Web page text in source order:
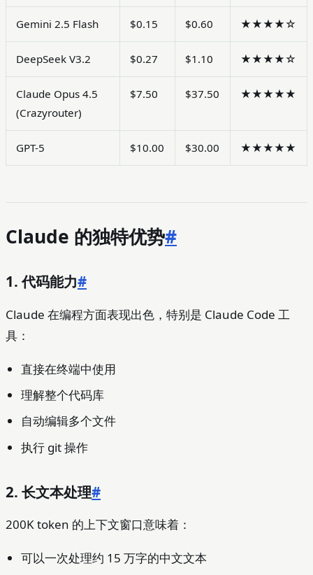
Gemini 2.5 Flash $0.15 $0.60 ★★★★☆
DeepSeek V3.2 $0.27 $1.10 ★★★★☆
Claude Opus 4.5
(Crazyrouter)
$7.50 $37.50 ★★★★★
GPT-5 $10.00 $30.00 ★★★★★
Claude 的独特优势#
1. 代码能力#
Claude 在编程方面表现出色，特别是 Claude Code 工
具：
直接在终端中使用
理解整个代码库
自动编辑多个文件
执行 git 操作
2. 长文本处理#
200K token 的上下文窗口意味着：
可以一次处理约 15 万字的中文文本